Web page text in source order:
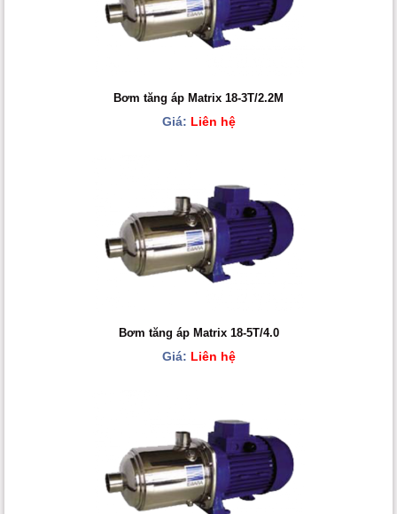
Bơm tăng áp Matrix 18-3T/2.2M
Giá: Liên hệ
Bơm tăng áp Matrix 18-5T/4.0
Giá: Liên hệ